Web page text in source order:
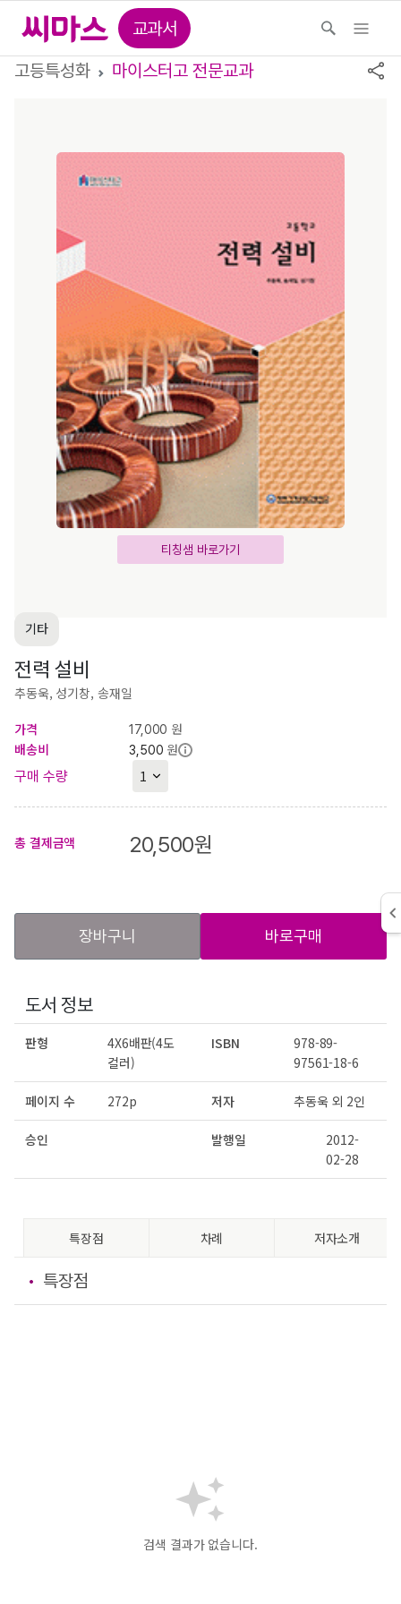
교과서
고등특성화
마이스터고 전문교과
티칭샘 바로가기
기타
전력 설비
추동욱, 성기창, 송재일
가격
17,000 원
배송비
3,500 원
구매 수량
총 결제금액 20,500원
장바구니 바로구매
도서 정보
판형
4X6배판(4도
컬러)
ISBN
978-89-
97561-18-6
페이지 수 272p 저자 추동욱 외 2인
승인 발행일
2012-
02-28
특장점 차례 저자소개
특장점
검색 결과가 없습니다.